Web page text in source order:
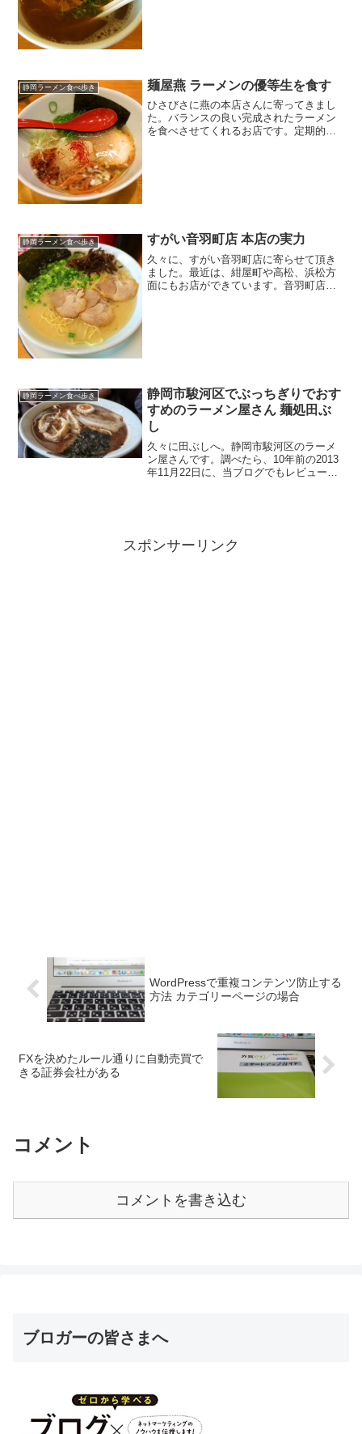
静岡ラーメン食べ歩き 麺屋燕 ラーメンの優等生を食す
ひさびさに燕の本店さんに寄ってきまし
た。バランスの良い完成されたラーメン
を食べさせてくれるお店です。定期的に
静岡ラーメン食べ歩き すがい音羽町店 本店の実力
久々に、すがい音羽町店に寄らせて頂き
ました。最近は、紺屋町や高松、浜松方
面にもお店ができています。音羽町店は
静岡ラーメン食べ歩き
静岡市駿河区でぶっちぎりでおす
すめのラーメン屋さん 麺処田ぶ
し
久々に田ぶしへ。静岡市駿河区のラーメ
ン屋さんです。調べたら、10年前の2013
年11月22日に、当ブログでもレビューし
スポンサーリンク
WordPressで重複コンテンツ防止する
方法 カテゴリーページの場合
FXを決めたルール通りに自動売買で
きる証券会社がある
コメント
コメントを書き込む
ブロガーの皆さまへ